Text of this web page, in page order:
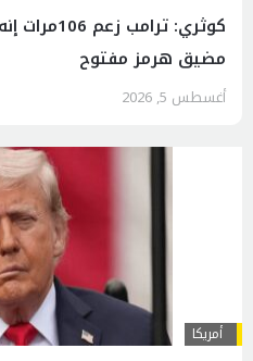
مضيق هرمز مفتوح
أغسطس 5, 2026
أمريكا